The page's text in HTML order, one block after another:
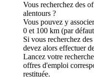
Vous recherchez des
alentours ?
Vous pouvez y
0 et 100 km (par
Si vous recherchez
devez alors effectuer
Lancez votre
offres d'emploi
restituée.